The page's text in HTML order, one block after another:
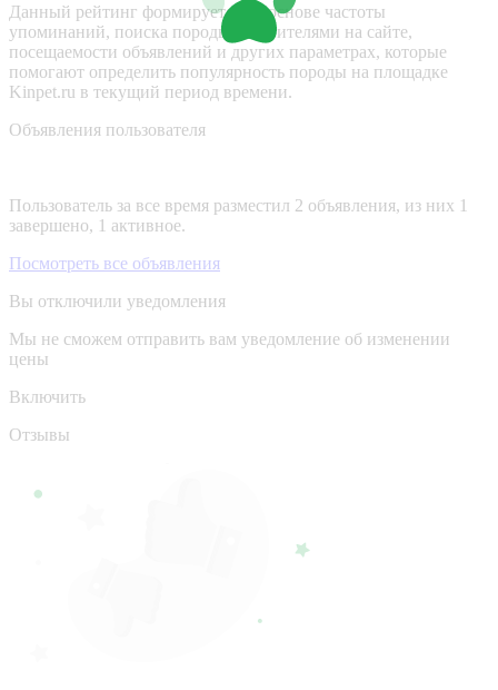
Данный рейтинг формируется на основе частоты
упоминаний, поиска породы посетителями на сайте,
посещаемости объявлений и других параметрах, которые
помогают определить популярность породы на площадке
Kinpet.ru в текущий период времени.
Объявления пользователя
Пользователь за все время разместил 2 объявления, из них 1
завершено, 1 активное.
Посмотреть все объявления
Вы отключили уведомления
Мы не сможем отправить вам уведомление об изменении
цены
Включить
Отзывы